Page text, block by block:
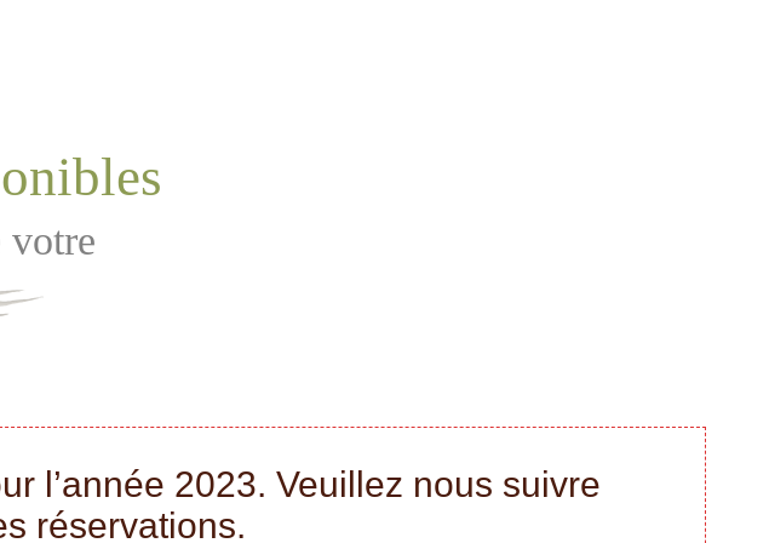
votre
l’année 2023. Veuillez nous suivre
réservations.